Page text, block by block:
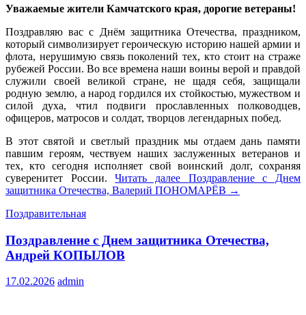
Уважаемые жители Камчатского края, дорогие ветераны!
Поздравляю вас с Днём защитника Отечества, праздником,
который символизирует героическую историю нашей армии и
флота, нерушимую связь поколений тех, кто стоит на страже
рубежей России. Во все времена наши воины верой и правдой
служили своей великой стране, не щадя себя, защищали
родную землю, а народ гордился их стойкостью, мужеством и
силой духа, чтил подвиги прославленных полководцев,
офицеров, матросов и солдат, творцов легендарных побед.
В этот святой и светлый праздник мы отдаем дань памяти
павшим героям, чествуем наших заслуженных ветеранов и
тех, кто сегодня исполняет свой воинский долг, сохраняя
суверенитет России.Читать далее Поздравление с Днем
защитника Отечества, Валерий ПОНОМАРЁВ →
Поздравительная
Поздравление с Днем защитника Отечества,
Андрей КОПЫЛОВ
17.02.2026 admin